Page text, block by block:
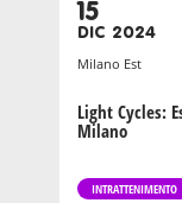
15
DIC 2024
Milano Est
Light Cycles:
Milano
INTRATTENIMENTO